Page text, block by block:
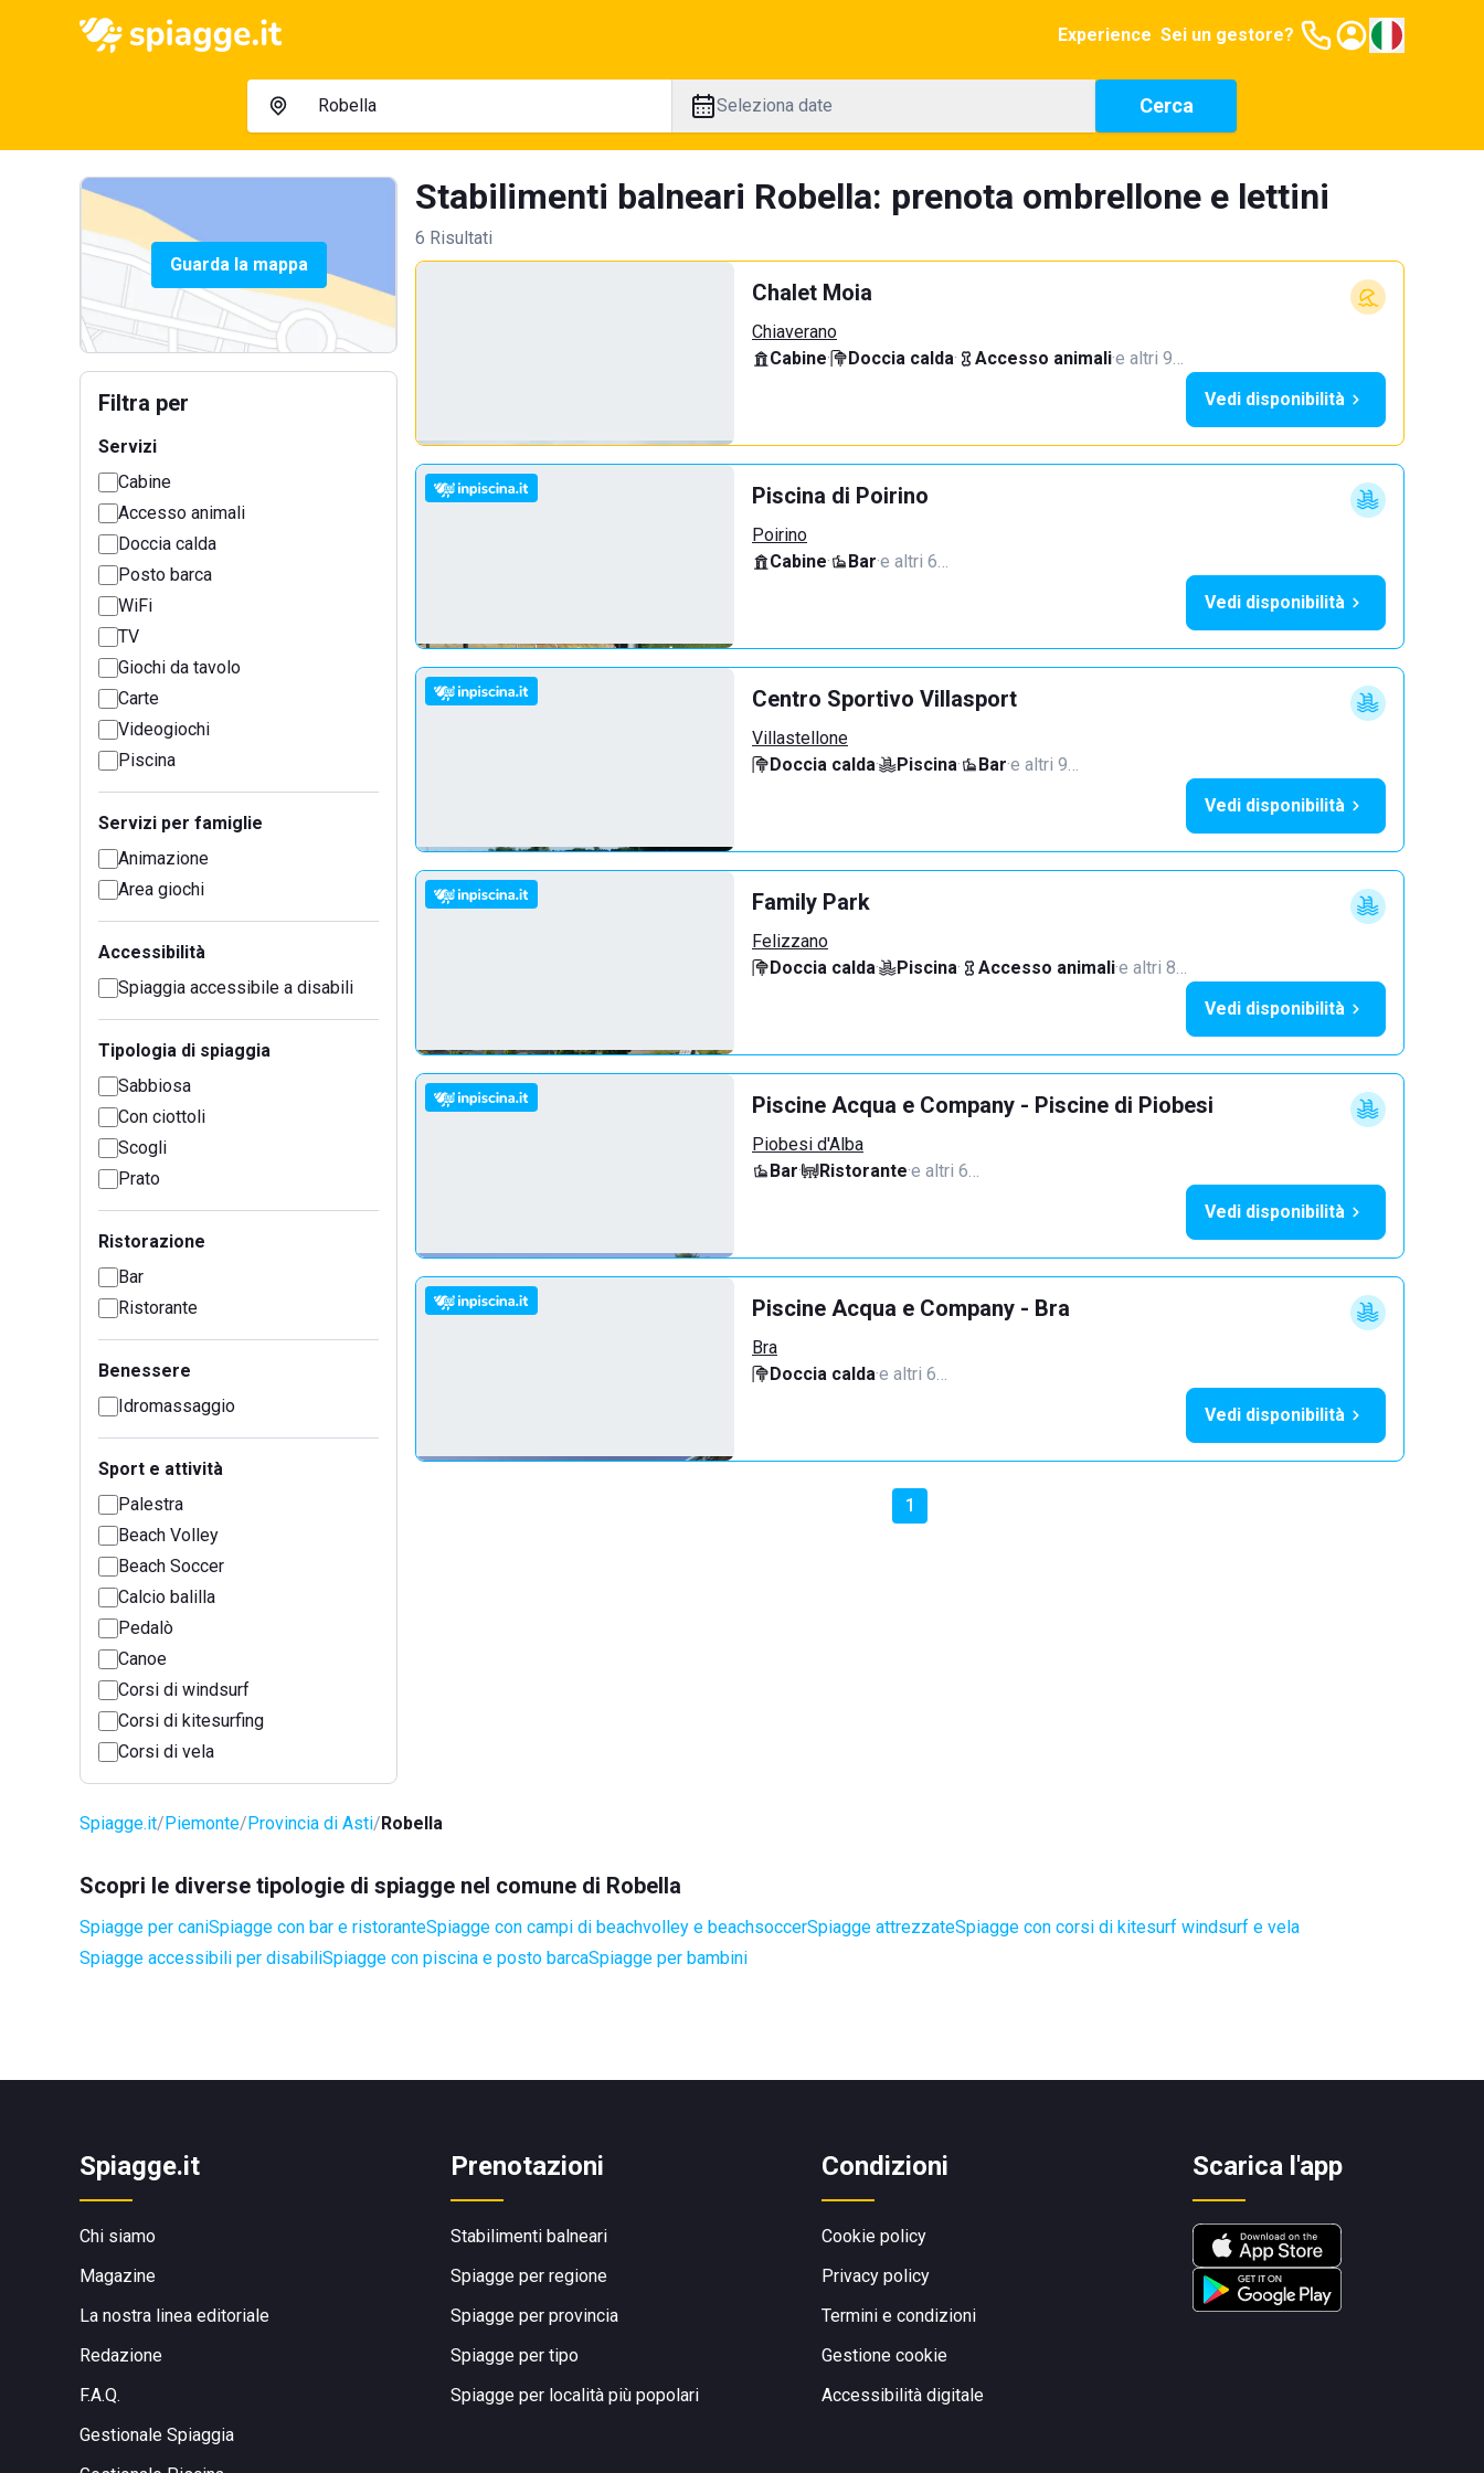
Experience Sei un gestore?
Seleziona date Cerca
Guarda la mappa
Filtra per
Servizi
Cabine
Accesso animali
Doccia calda
Posto barca
WiFi
TV
Giochi da tavolo
Carte
Videogiochi
Piscina
Servizi per famiglie
Animazione
Area giochi
Accessibilità
Spiaggia accessibile a disabili
Tipologia di spiaggia
Sabbiosa
Con ciottoli
Scogli
Prato
Ristorazione
Bar
Ristorante
Benessere
Idromassaggio
Sport e attività
Palestra
Beach Volley
Beach Soccer
Calcio balilla
Pedalò
Canoe
Corsi di windsurf
Corsi di kitesurfing
Corsi di vela
Stabilimenti balneari Robella: prenota ombrellone e lettini
6 Risultati
Chalet Moia
Chiaverano
Cabine· Doccia calda· Accesso animali·e altri 9…
Vedi disponibilità
Piscina di Poirino
Poirino
Cabine· Bar·e altri 6…
Vedi disponibilità
Centro Sportivo Villasport
Villastellone
Doccia calda· Piscina· Bar·e altri 9…
Vedi disponibilità
Family Park
Felizzano
Doccia calda· Piscina· Accesso animali·e altri 8…
Vedi disponibilità
Piscine Acqua e Company - Piscine di Piobesi
Piobesi d'Alba
Bar· Ristorante·e altri 6…
Vedi disponibilità
Piscine Acqua e Company - Bra
Bra
Doccia calda·e altri 6…
Vedi disponibilità
1
Spiagge.it Piemonte Provincia di Asti Robella
Scopri le diverse tipologie di spiagge nel comune di Robella
Spiagge per caniSpiagge con bar e ristoranteSpiagge con campi di beachvolley e beachsoccerSpiagge attrezzateSpiagge con corsi di kitesurf windsurf e vela
Spiagge accessibili per disabiliSpiagge con piscina e posto barcaSpiagge per bambini
Spiagge.it
Chi siamo
Magazine
La nostra linea editoriale
Redazione
F.A.Q.
Gestionale Spiaggia
Prenotazioni
Stabilimenti balneari
Spiagge per regione
Spiagge per provincia
Spiagge per tipo
Spiagge per località più popolari
Condizioni
Cookie policy
Privacy policy
Termini e condizioni
Gestione cookie
Accessibilità digitale
Scarica l'app